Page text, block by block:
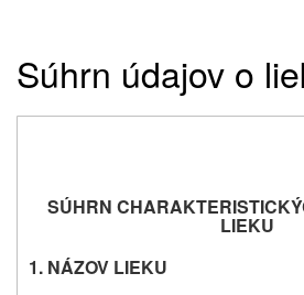
Súhrn údajov o
SÚHRN
LIEKU
1. NÁZOV LIEKU